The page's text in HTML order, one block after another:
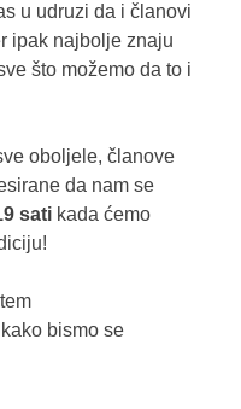
u udruzi da i članovi
ipak najbolje znaju
što možemo da to i
oboljele, članove
da nam se
sati kada ćemo
kako bismo se